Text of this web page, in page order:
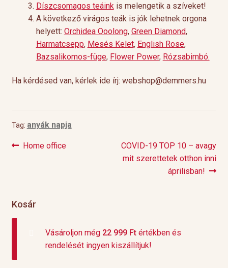
Díszcsomagos teáink is melengetik a szíveket!
A következő virágos teák is jók lehetnek orgona
helyett: Orchidea Ooolong, Green Diamond,
Harmatcsepp, Mesés Kelet, English Rose,
Bazsalikomos-füge, Flower Power, Rózsabimbó.
Ha kérdésed van, kérlek ide írj: webshop@demmers.hu
Tag: anyák napja
Bejegyzés
Previous
Home office
Next
post:
COVID-19 TOP 10 – avagy
mit szerettetek otthon inni
áprilisban!
Kosár
Vásároljon még 22 999 Ftértékben és
rendelését ingyen kiszállítjuk!